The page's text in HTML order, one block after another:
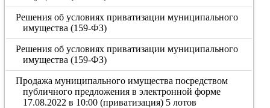
Решения об условиях приватизации муниципального
имущества (159-ФЗ)
Решения об условиях приватизации муниципального
имущества (159-ФЗ)
Продажа муниципального имущества посредством
публичного предложения в электронной форме
17.08.2022 в 10:00 (приватизация) 5 лотов